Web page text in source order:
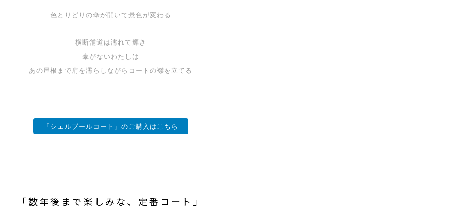
色とりどりの傘が開いて景色が変わる
横断舗道は濡れて輝き
傘がないわたしは
あの屋根まで肩を濡らしながらコートの襟を立てる
「シェルブールコート」のご購入はこちら
「数年後まで楽しみな、定番コート」